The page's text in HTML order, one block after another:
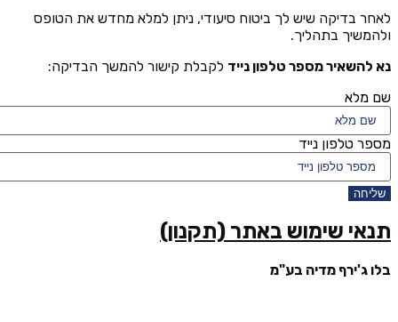
לאחר בדיקה שיש לך ביטוח סיעודי, ניתן למלא מחדש את הטופס
ולהמשיך בתהליך.
נא להשאיר מספר טלפון נייד לקבלת קישור להמשך הבדיקה:
שם מלא
מספר טלפון נייד
שליחה
תנאי שימוש באתר (תקנון)
בלו ג'ירף מדיה בע"מ